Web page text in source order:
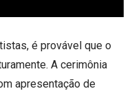
é provável que o
A cerimônia
apresentação de